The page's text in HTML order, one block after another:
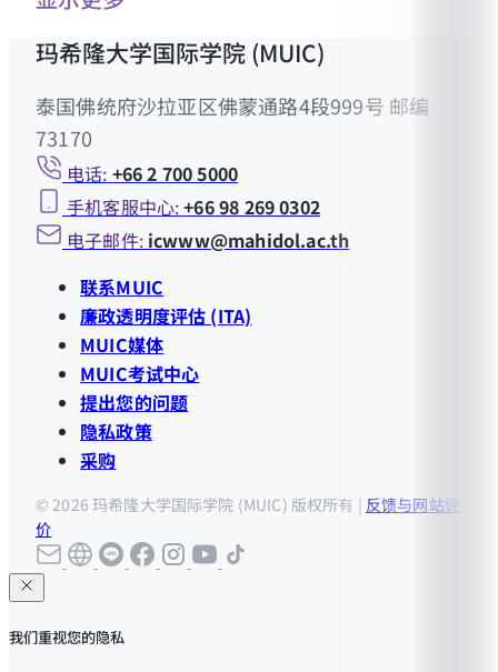
玛希隆大学国际学院 (MUIC)
泰国佛统府沙拉亚区佛蒙通路4段999号 邮编
73170
电话: +66 2 700 5000
手机客服中心:+66 98 269 0302
电子邮件: icwww@mahidol.ac.th
联系MUIC
廉政透明度评估 (ITA)
MUIC媒体
MUIC考试中心
提出您的问题
隐私政策
采购
© 2026 玛希隆大学国际学院 (MUIC) 版权所有 | 反馈与网站评
价
我们重视您的隐私